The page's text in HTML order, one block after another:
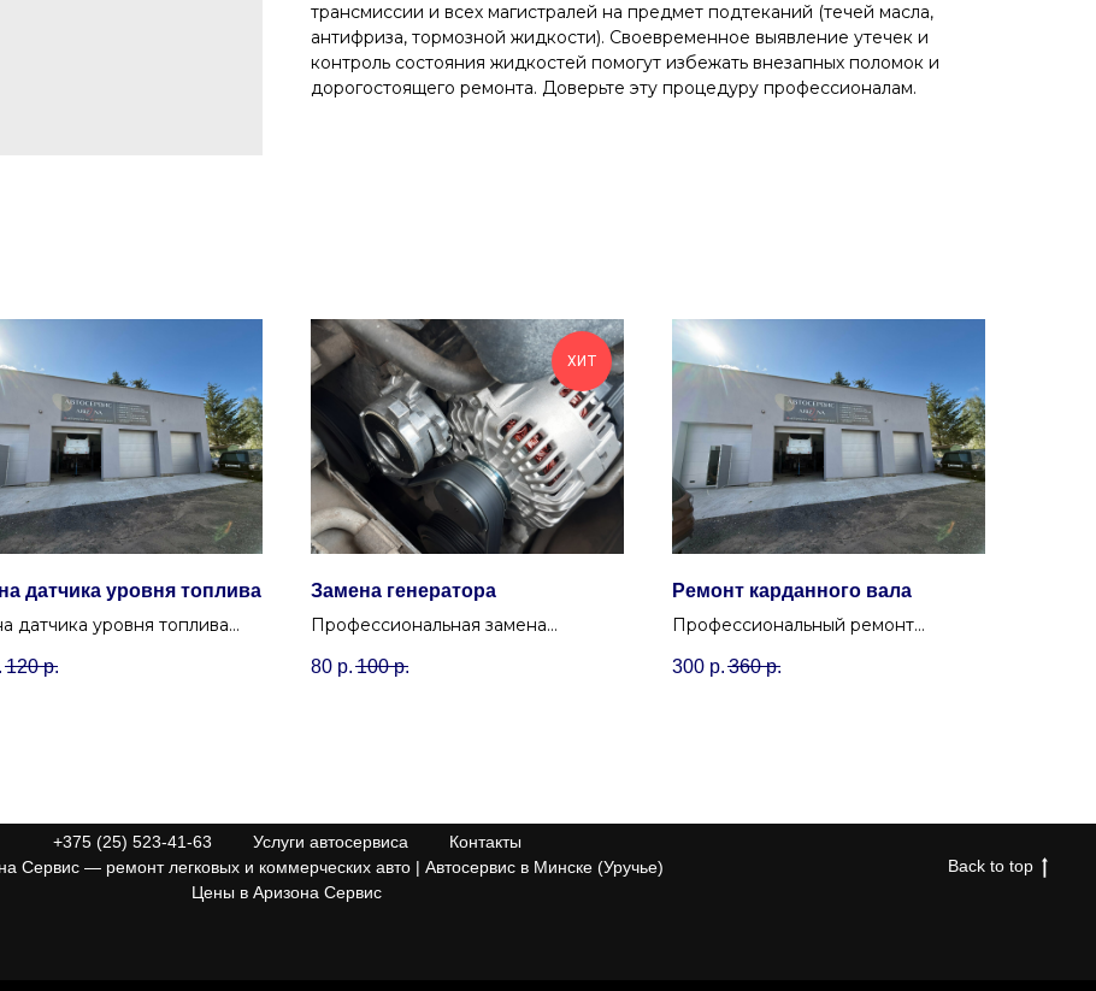
трансмиссии и всех магистралей на предмет подтеканий (течей масла,
антифриза, тормозной жидкости). Своевременное выявление утечек и
контроль состояния жидкостей помогут избежать внезапных поломок и
дорогостоящего ремонта. Доверьте эту процедуру профессионалам.
датчика уровня топлива
датчика уровня топлива
остатка бензина или
120 р.
ХИТ
Замена генератора
Профессиональная замена
гарантией качества в Минске.
80 р. 100 р.
Ремонт карданного вала
Профессиональный ремонт
замена крестовин, подшипников,
300 р. 360 р.
+375 (25) 523-41-63 Услуги автосервиса
Контакты
Сервис — ремонт легковых и коммерческих авто | Автосервис в Минске (Уручье)
Цены в Аризона Сервис
Back to top